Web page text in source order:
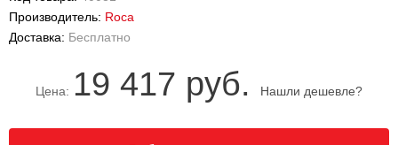
Производитель: Roca
Доставка: Бесплатно
Цена: 19 417 руб. Нашли дешевле?